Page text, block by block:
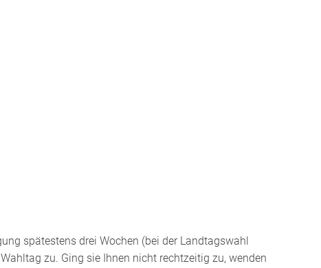
spätestens drei Wochen (bei der Landtagswahl
zu. Ging sie Ihnen nicht rechtzeitig zu, wenden